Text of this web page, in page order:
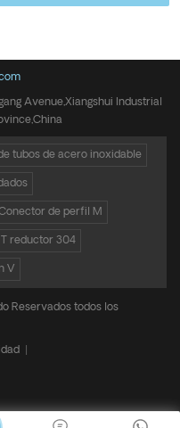
Avenue,Xiangshui Industrial
tubos de acero inoxidable
de perfil M
T reductor 304
V
Reservados todos los